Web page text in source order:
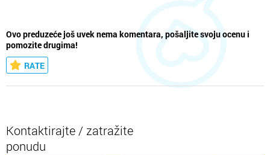
Ovo preduzeće još uvek nema komentara, pošaljite svoju ocenu i
pomozite drugima!
RATE
Kontaktirajte / zatražite
ponudu